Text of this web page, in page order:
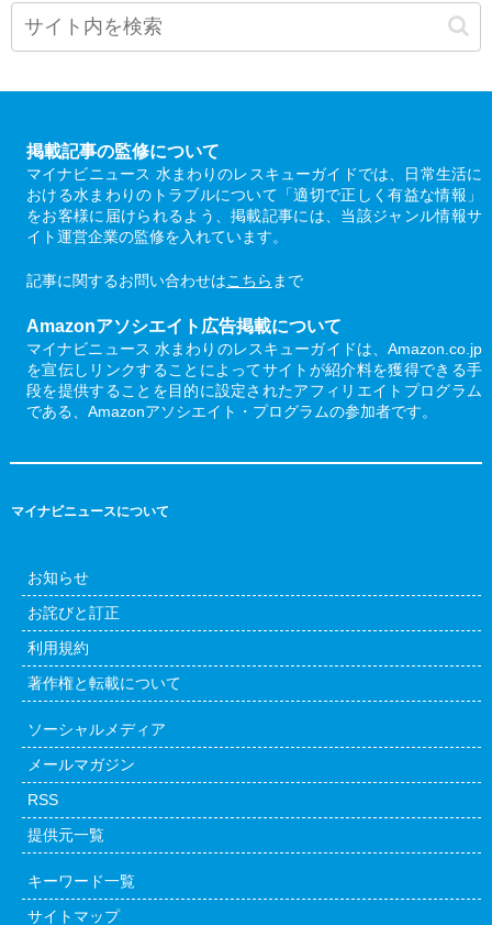
掲載記事の監修について
マイナビニュース 水まわりのレスキューガイドでは、日常生活に
おける水まわりのトラブルについて「適切で正しく有益な情報」
をお客様に届けられるよう、掲載記事には、当該ジャンル情報サ
イト運営企業の監修を入れています。
記事に関するお問い合わせはこちら まで
Amazonアソシエイト広告掲載について
マイナビニュース 水まわりのレスキューガイドは、Amazon.co.jp
を宣伝しリンクすることによってサイトが紹介料を獲得できる手
段を提供することを目的に設定されたアフィリエイトプログラム
である、Amazonアソシエイト・プログラムの参加者です。
マイナビニュースについて
お知らせ
お詫びと訂正
利用規約
著作権と転載について
ソーシャルメディア
メールマガジン
RSS
提供元一覧
キーワード一覧
サイトマップ